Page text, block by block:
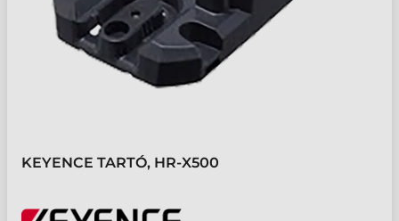
KEYENCE TARTÓ, HR-X500